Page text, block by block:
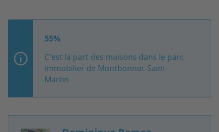
55%
C'est la part des maisons dans le parc
immobilier de Montbonnot-Saint-
Martin